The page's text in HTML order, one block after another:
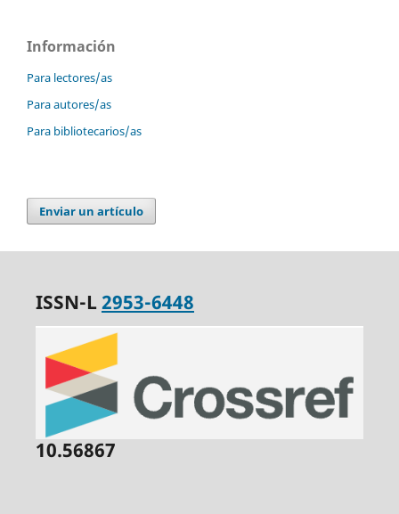
Información
Para lectores/as
Para autores/as
Para bibliotecarios/as
Enviar un artículo
ISSN-L2953-6448
10.56867